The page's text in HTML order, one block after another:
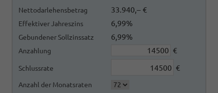
Nettodarlehensbetrag 33.940,– €
Effektiver Jahreszins 6,99%
Gebundener Sollzinssatz 6,99%
Anzahlung €
Schlussrate €
Anzahl der Monatsraten